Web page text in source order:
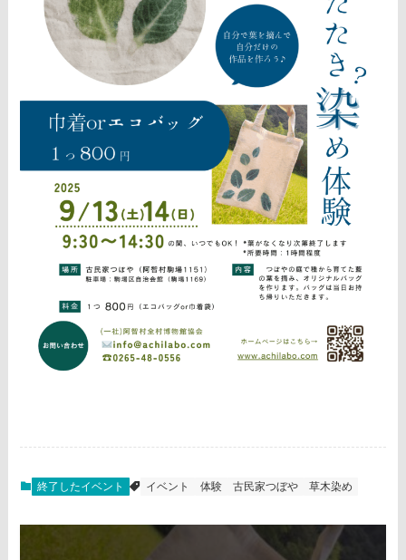
終了したイベント イベント 体験 古民家つぼや 草木染め